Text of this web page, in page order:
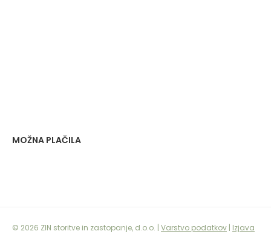
MOŽNA PLAČILA
© 2026 ZIN storitve in zastopanje, d.o.o. | Varstvo podatkov | Izjava